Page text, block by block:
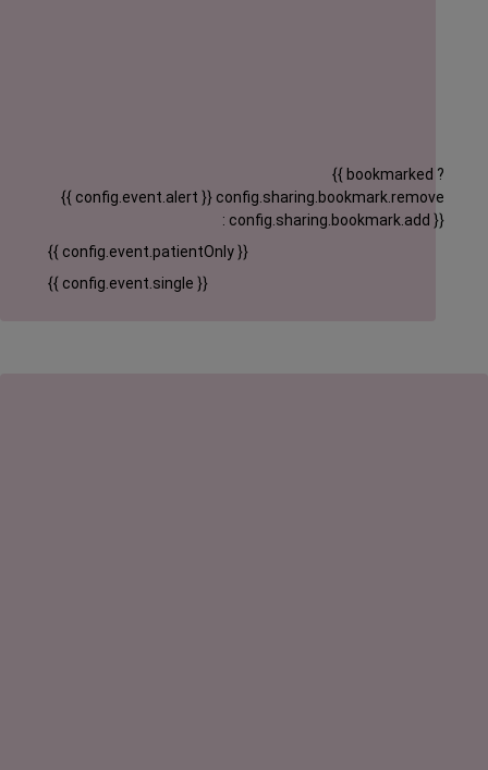
{{ config.event.alert }}
{{ bookmarked ?
config.sharing.bookmark.remove
: config.sharing.bookmark.add }}
{{ config.event.patientOnly }}
{{ config.event.single }}